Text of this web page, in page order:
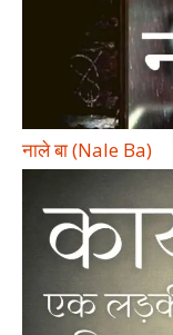
नाले बा (Nale Ba)